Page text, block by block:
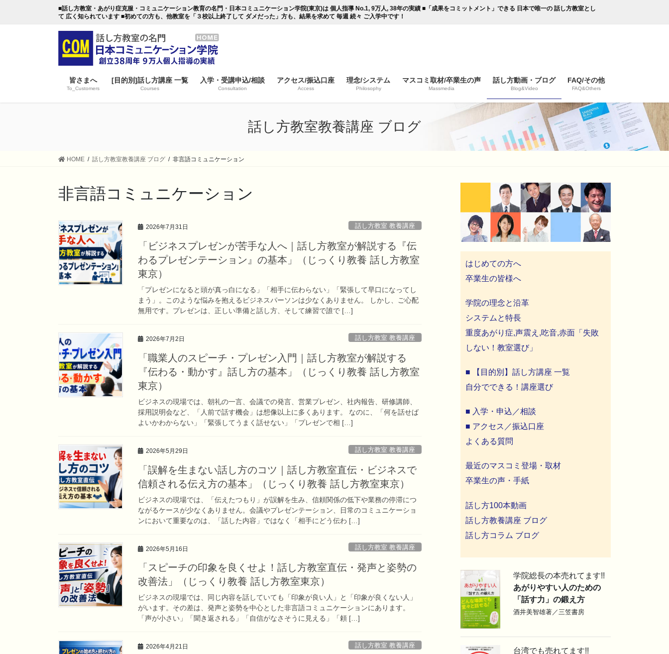
■話し方教室・あがり症克服・コミュニケーション教育の名門・日本コミュニケーション学院(東京)は 個人指導 No.1, 9万人, 38年の実績 ■「成果をコミットメント」できる 日本で唯一の 話し方教室とし
て 広く知られています ■初めての方も、他教室を「３校以上終了して ダメだった」方も、結果を求めて 毎週 続々 ご入学中です！
皆さまへ
To_Customers
[目的別]話し方講座 一覧
Courses
入学・受講申込/相談
Consultation
アクセス/振込口座
Access
理念/システム
Philosophy
マスコミ取材/卒業生の声
Massmedia
話し方動画・ブログ
Blog&Video
FAQ/その他
FAQ&Others
話し方教室教養講座 ブログ
HOME 話し方教室教養講座 ブログ 非言語コミュニケーション
非言語コミュニケーション
2026年7月31日 話し方教室 教養講座
「ビジネスプレゼンが苦手な人へ｜話し方教室が解説する『伝
わるプレゼンテーション』の基本」（じっくり教養 話し方教室
東京）
「プレゼンになると頭が真っ白になる」「相手に伝わらない」「緊張して早口になってし
まう」。このような悩みを抱えるビジネスパーソンは少なくありません。 しかし、ご心配
無用です。プレゼンは、正しい準備と話し方、そして練習で誰で […]
2026年7月2日 話し方教室 教養講座
「職業人のスピーチ・プレゼン入門｜話し方教室が解説する
『伝わる・動かす』話し方の基本」（じっくり教養 話し方教室
東京）
ビジネスの現場では、朝礼の一言、会議での発言、営業プレゼン、社内報告、研修講師、
採用説明会など、「人前で話す機会」は想像以上に多くあります。 なのに、「何を話せば
よいかわからない」「緊張してうまく話せない」「プレゼンで相 […]
2026年5月29日 話し方教室 教養講座
「誤解を生まない話し方のコツ｜話し方教室直伝・ビジネスで
信頼される伝え方の基本」（じっくり教養 話し方教室東京）
ビジネスの現場では、「伝えたつもり」が誤解を生み、信頼関係の低下や業務の停滞につ
ながるケースが少なくありません。会議やプレゼンテーション、日常のコミュニケーショ
ンにおいて重要なのは、「話した内容」ではなく「相手にどう伝わ […]
2026年5月16日 話し方教室 教養講座
「スピーチの印象を良くせよ！話し方教室直伝・発声と姿勢の
改善法」（じっくり教養 話し方教室東京）
ビジネスの現場では、同じ内容を話していても「印象が良い人」と「印象が良くない人」
がいます。その差は、発声と姿勢を中心とした非言語コミュニケーションにあります。
「声が小さい」「聞き返される」「自信がなさそうに見える」「頼 […]
2026年4月21日 話し方教室 教養講座
はじめての方へ
卒業生の皆様へ
学院の理念と沿革
システムと特長
重度あがり症,声震え,吃音,赤面「失敗
しない！教室選び」
■ 【目的別】話し方講座 一覧
自分でできる！講座選び
■ 入学・申込／相談
■ アクセス／振込口座
よくある質問
最近のマスコミ登場・取材
卒業生の声・手紙
話し方100本動画
話し方教養講座 ブログ
話し方コラム ブログ
学院総長の本売れてます!!
あがりやすい人のための
「話す力」の鍛え方
酒井美智雄著／三笠書房
台湾でも売れてます!!